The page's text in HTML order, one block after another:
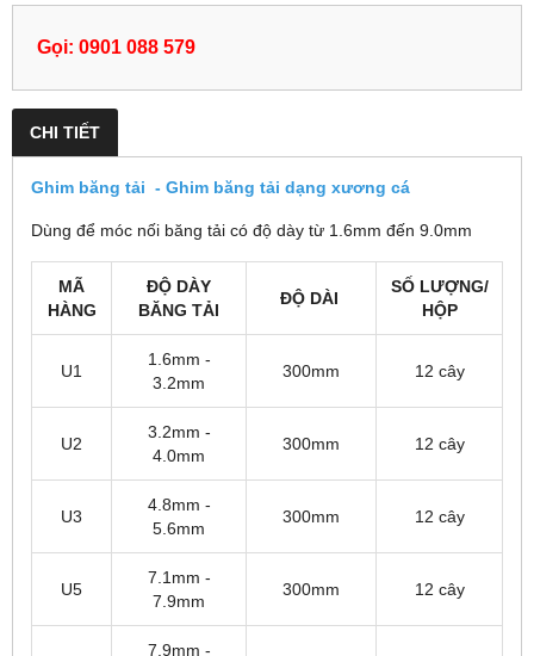
Gọi: 0901 088 579
CHI TIẾT
Ghim băng tải - Ghim băng tải dạng xương cá
Dùng để móc nối băng tải có độ dày từ 1.6mm đến 9.0mm
MÃ
HÀNG
ĐỘ DÀY
BĂNG TẢI
ĐỘ DÀI
SỐ LƯỢNG/
HỘP
U1
1.6mm -
3.2mm
300mm 12 cây
U2
3.2mm -
4.0mm
300mm 12 cây
U3
4.8mm -
5.6mm
300mm 12 cây
U5
7.1mm -
7.9mm
300mm 12 cây
7.9mm -